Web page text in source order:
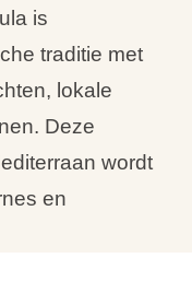
is
traditie met
lokale
Deze
wordt
en